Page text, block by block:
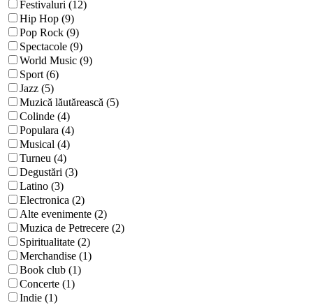
Festivaluri (12)
Hip Hop (9)
Pop Rock (9)
Spectacole (9)
World Music (9)
Sport (6)
Jazz (5)
Muzică lăutărească (5)
Colinde (4)
Populara (4)
Musical (4)
Turneu (4)
Degustări (3)
Latino (3)
Electronica (2)
Alte evenimente (2)
Muzica de Petrecere (2)
Spiritualitate (2)
Merchandise (1)
Book club (1)
Concerte (1)
Indie (1)